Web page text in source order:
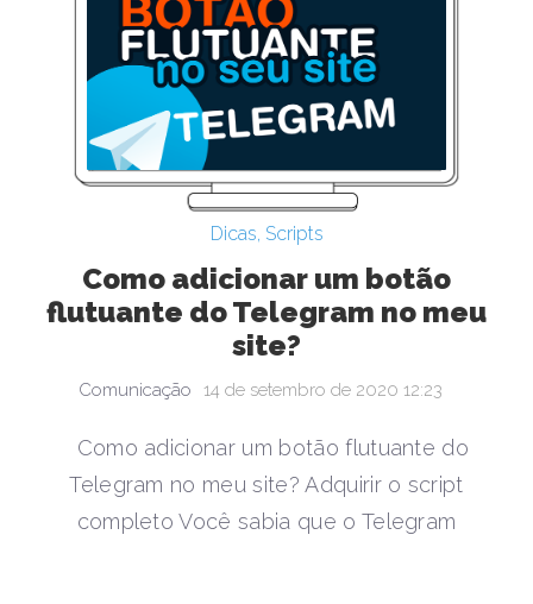
Dicas, Scripts
Como adicionar um botão
flutuante do Telegram no meu
site?
Comunicação 14 de setembro de 2020 12:23
Como adicionar um botão flutuante do
Telegram no meu site? Adquirir o script
completo Você sabia que o Telegram